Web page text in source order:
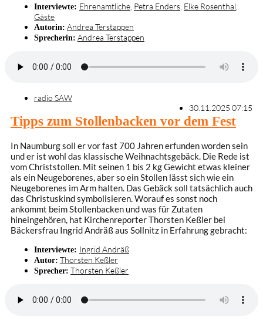
Interviewte: Ehrenamtliche Petra Enders Elke Rosenthal
Gäste
Autorin: Andrea Terstappen
Sprecherin: Andrea Terstappen
radio SAW
30.11.2025 07:15
Tipps zum Stollenbacken vor dem Fest
In Naumburg soll er vor fast 700 Jahren erfunden worden sein
und er ist wohl das klassische Weihnachtsgebäck. Die Rede ist
vom Christstollen. Mit seinen 1 bis 2 kg Gewicht etwas kleiner
als ein Neugeborenes, aber so ein Stollen lässt sich wie ein
Neugeborenes im Arm halten. Das Gebäck soll tatsächlich auch
das Christuskind symbolisieren. Worauf es sonst noch
ankommt beim Stollenbacken und was für Zutaten
hineingehören, hat Kirchenreporter Thorsten Keßler bei
Bäckersfrau Ingrid Andräß aus Sollnitz in Erfahrung gebracht:
Interviewte: Ingrid Andräß
Autor: Thorsten Keßler
Sprecher: Thorsten Keßler